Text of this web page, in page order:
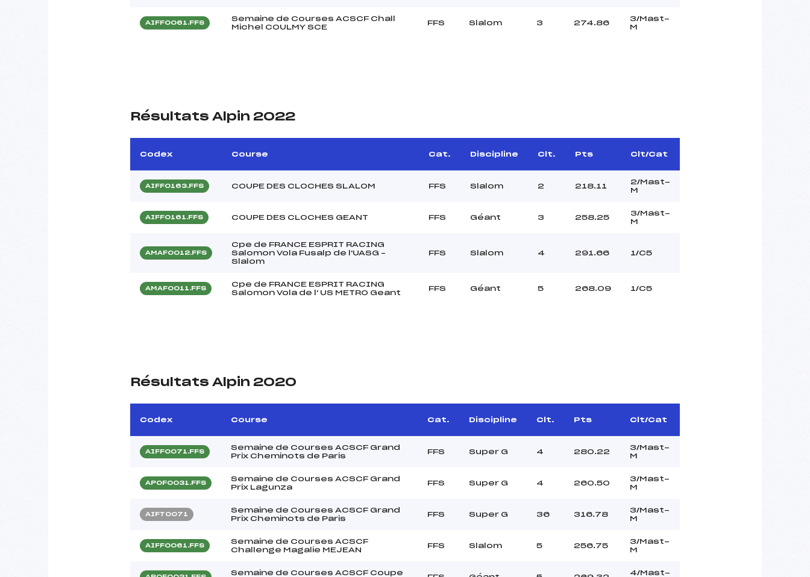
AIFF0061.FFS
Semaine de Courses ACSCF Chall
Michel COULMY SCE
FFS Slalom 3 274.86
3/Mast-
M
Résultats Alpin 2022
Codex Course Cat. Discipline Clt. Pts Clt/Cat
AIFF0163.FFS COUPE DES CLOCHES SLALOM FFS Slalom 2 218.11
2/Mast-
M
AIFF0161.FFS COUPE DES CLOCHES GEANT FFS Géant 3 258.25
3/Mast-
M
AMAF0012.FFS
Cpe de FRANCE ESPRIT RACING
Salomon Vola Fusalp de l'UASG –
Slalom
FFS Slalom 4 291.66 1/C5
AMAF0011.FFS
Cpe de FRANCE ESPRIT RACING
Salomon Vola de l' US METRO Geant
FFS Géant 5 268.09 1/C5
Résultats Alpin 2020
Codex Course Cat. Discipline Clt. Pts Clt/Cat
AIFF0071.FFS
Semaine de Courses ACSCF Grand
Prix Cheminots de Paris
FFS Super G 4 280.22
3/Mast-
M
APOF0031.FFS
Semaine de Courses ACSCF Grand
Prix Lagunza
FFS Super G 4 260.50
3/Mast-
M
AIFT0071
Semaine de Courses ACSCF Grand
Prix Cheminots de Paris
FFS Super G 36 316.78
3/Mast-
M
AIFF0061.FFS
Semaine de Courses ACSCF
Challenge Magalie MEJEAN
FFS Slalom 5 256.75
3/Mast-
M
Semaine de Courses ACSCF Coupe 4/Mast-